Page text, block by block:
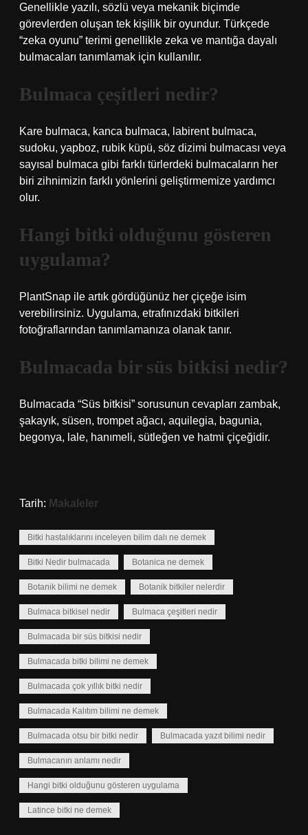
Genellikle yazılı, sözlü veya mekanik biçimde
görevlerden oluşan tek kişilik bir oyundur. Türkçede
“zeka oyunu” terimi genellikle zeka ve mantığa dayalı
bulmacaları tanımlamak için kullanılır.
Bulmaca çeşitleri nedir?
Kare bulmaca, kanca bulmaca, labirent bulmaca,
sudoku, yapboz, rubik küpü, söz dizimi bulmacası veya
sayısal bulmaca gibi farklı türlerdeki bulmacaların her
biri zihnimizin farklı yönlerini geliştirmemize yardımcı
olur.
Hangi bitki olduğunu gösteren
uygulama?
PlantSnap ile artık gördüğünüz her çiçeğe isim
verebilirsiniz. Uygulama, etrafınızdaki bitkileri
fotoğraflarından tanımlamanıza olanak tanır.
Bulmacada bir süs bitkisi nedir?
Bulmacada “Süs bitkisi” sorusunun cevapları zambak,
şakayık, süsen, trompet ağacı, aquilegia, bagunia,
begonya, lale, hanımeli, sütleğen ve hatmi çiçeğidir.
Tarih: Makaleler
Bitki hastalıklarını inceleyen bilim dalı ne demek
Bitki Nedir bulmacada Botanica ne demek
Botanik bilimi ne demek Botanik bitkiler nelerdir
Bulmaca bitkisel nedir Bulmaca çeşitleri nedir
Bulmacada bir süs bitkisi nedir
Bulmacada bitki bilimi ne demek
Bulmacada çok yıllık bitki nedir
Bulmacada Kalıtım bilimi ne demek
Bulmacada otsu bir bitki nedir Bulmacada yazıt bilimi nedir
Bulmacanın anlamı nedir
Hangi bitki olduğunu gösteren uygulama
Latince bitki ne demek